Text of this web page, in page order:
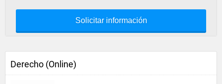
Solicitar información
Derecho (Online)